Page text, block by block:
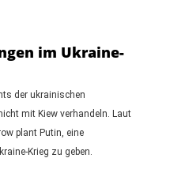
im Ukraine-
der ukrainischen
mit Kiew verhandeln. Laut
plant Putin, eine
Krieg zu geben.